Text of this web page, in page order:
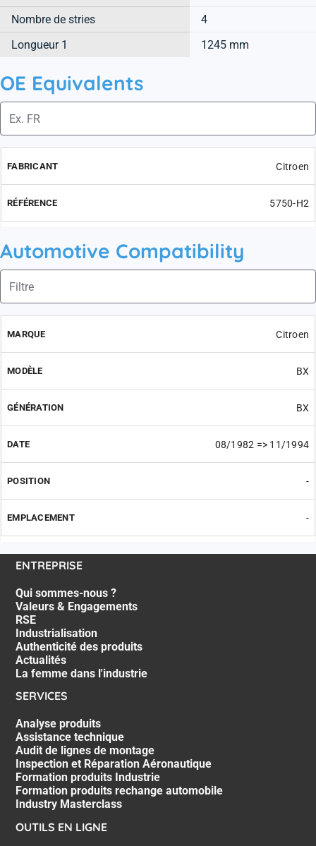
Nombre de stries
4
Longueur 1
1245 mm
OE Equivalents
Citroen
5750-H2
Automotive Compatibility
Citroen
BX
BX
08/1982 => 11/1994
-
-
ENTREPRISE
Qui sommes-nous ?
Valeurs & Engagements
RSE
Industrialisation
Authenticité des produits
Actualités
La femme dans l'industrie
SERVICES
Analyse produits
Assistance technique
Audit de lignes de montage
Inspection et Réparation Aéronautique
Formation produits Industrie
Formation produits rechange automobile
Industry Masterclass
OUTILS EN LIGNE